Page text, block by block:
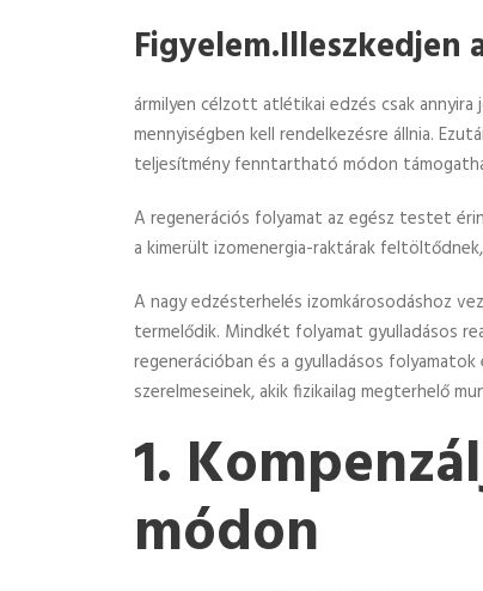
Figyelem.Illeszkedjen
ármilyen célzott atlétikai edzés csak
mennyiségben kell rendelkezésre állnia.
teljesítmény fenntartható módon
A regenerációs folyamat az egész testet
a kimerült izomenergia-raktárak
A nagy edzésterhelés izomkárosodáshoz
termelődik. Mindkét folyamat gyulladásos
regenerációban és a gyulladásos
szerelmeseinek, akik fizikailag megterhelő
1.
módon